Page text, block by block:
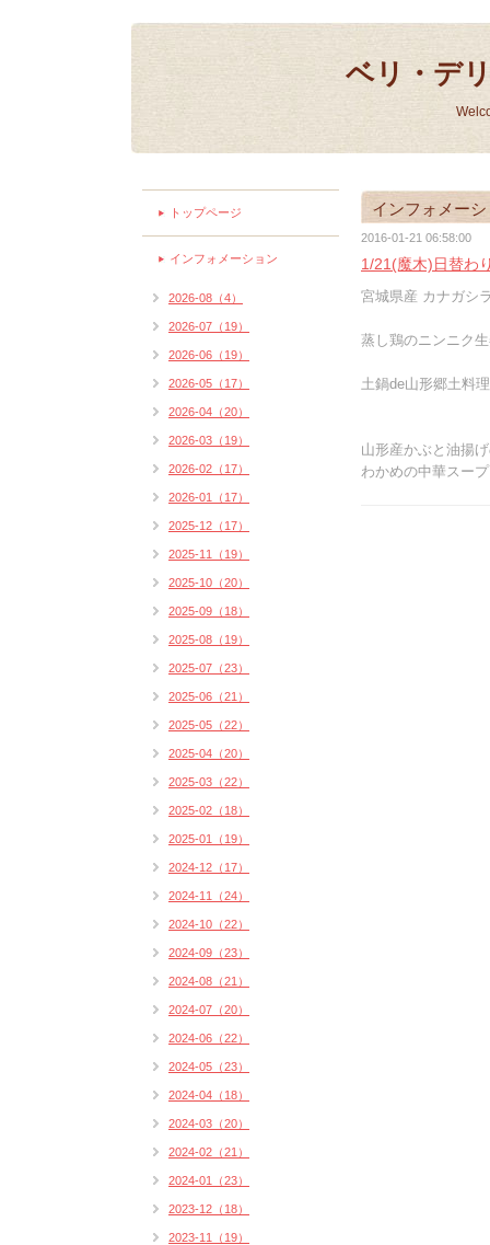
ベリ・デ
インフォメー
2016-01-21 06:58:00
1/21(魔木)日替わ
宮城県産 カナガシ
蒸し鶏のニンニク
土鍋de山形郷土料
山形産かぶと油揚
わかめの中華スープ
トップページ
インフォメーション
2026-08（4）
2026-07（19）
2026-06（19）
2026-05（17）
2026-04（20）
2026-03（19）
2026-02（17）
2026-01（17）
2025-12（17）
2025-11（19）
2025-10（20）
2025-09（18）
2025-08（19）
2025-07（23）
2025-06（21）
2025-05（22）
2025-04（20）
2025-03（22）
2025-02（18）
2025-01（19）
2024-12（17）
2024-11（24）
2024-10（22）
2024-09（23）
2024-08（21）
2024-07（20）
2024-06（22）
2024-05（23）
2024-04（18）
2024-03（20）
2024-02（21）
2024-01（23）
2023-12（18）
2023-11（19）